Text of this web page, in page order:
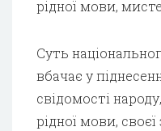
рідної мови,
Суть
вбачає у
свідомості
рідної мови,